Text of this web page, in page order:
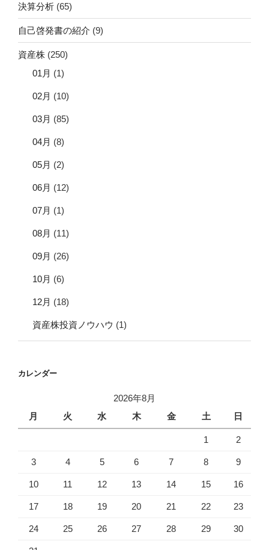
決算分析 (65)
自己啓発書の紹介 (9)
資産株 (250)
01月 (1)
02月 (10)
03月 (85)
04月 (8)
05月 (2)
06月 (12)
07月 (1)
08月 (11)
09月 (26)
10月 (6)
12月 (18)
資産株投資ノウハウ (1)
カレンダー
2026年8月
月
火 水 木 金 土 日
1 2
3 4 5 6 7 8 9
10 11 12 13 14 15 16
17 18 19 20 21 22 23
24 25 26 27 28 29 30